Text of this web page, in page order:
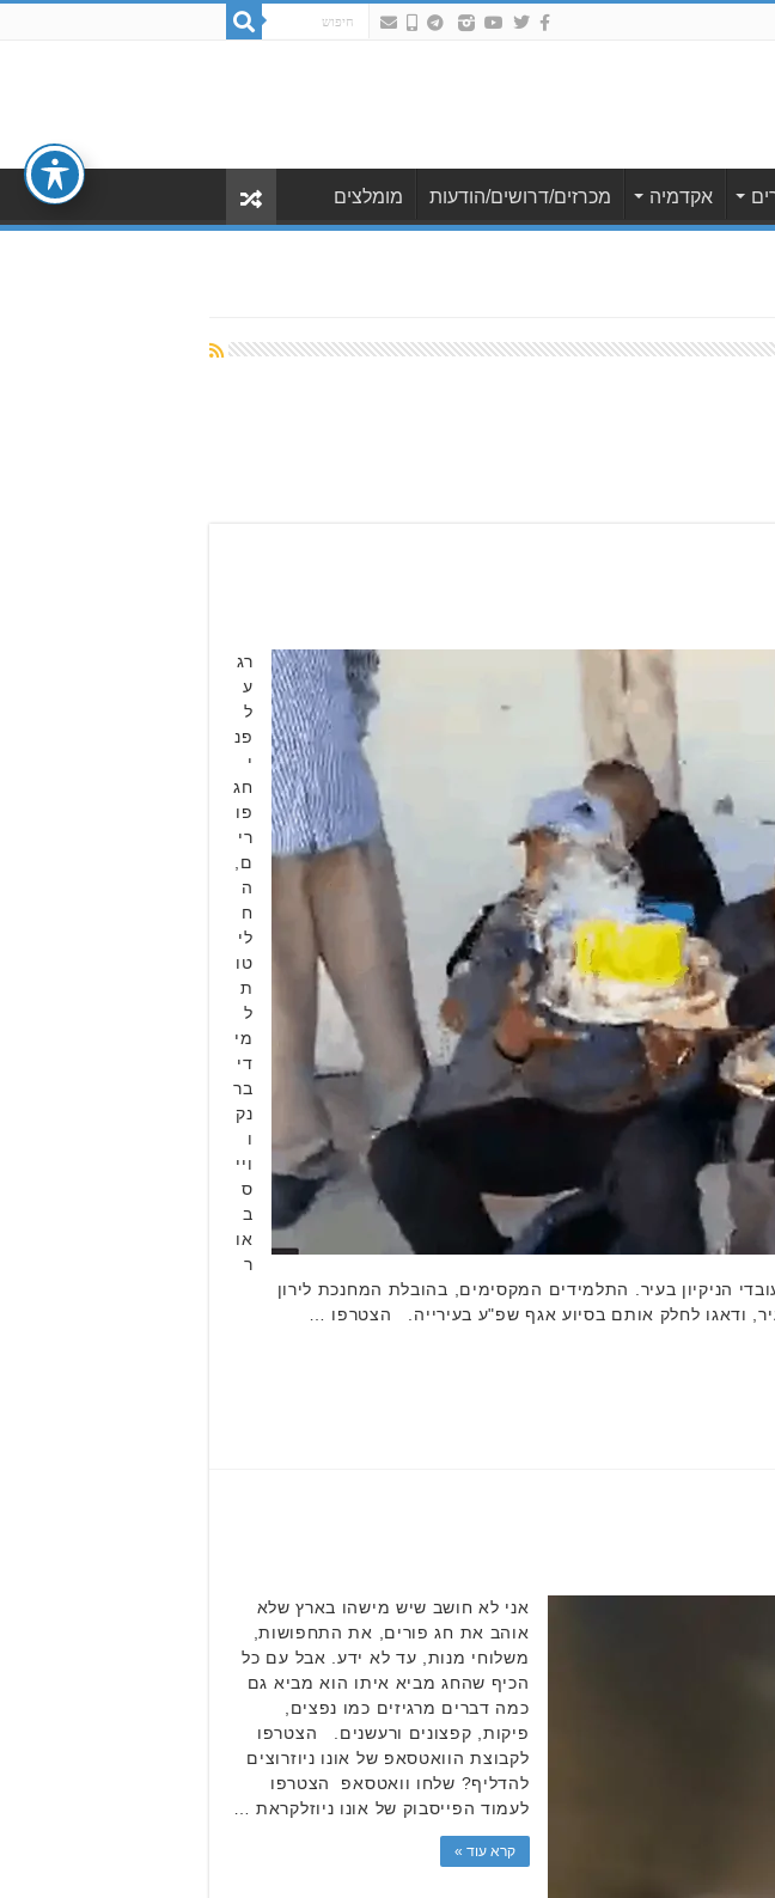
אקדמיה מכרזים/דרושים/הודעות מומלצים
רג
ע
ל
פנ
י
חג
פו
רי
ם,
ה
ח
לי
טו
ת
ל
מי
די
בר
נק
ו
ויי
ס
ב
או
ר
הניקיון בעיר. התלמידים המקסימים, בהובלת המחנכת לירון
אני לא חושב שיש מישהו בארץ שלא
אוהב את חג פורים, את התחפושות,
משלוחי מנות, עד לא ידע. אבל עם כל
הכיף שהחג מביא איתו הוא מביא גם
כמה דברים מרגיזים כמו נפצים,
פיקות, קפצונים ורעשנים. הצטרפו
לקבוצת הוואטסאפ של אונו ניוזרוצים
להדליף? שלחו וואטסאפ הצטרפו
לעמוד הפייסבוק של אונו ניוזלקראת …
קרא עוד »